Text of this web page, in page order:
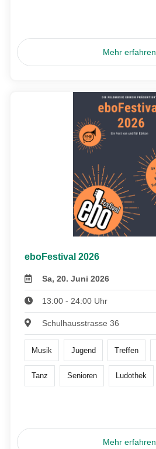
Mehr erfahren
eboFestival 2026
Sa, 20. Juni 2026
13:00 - 24:00 Uhr
Schulhausstrasse 36
Musik Jugend Treffen
Tanz Senioren Ludothek
Mehr erfahren